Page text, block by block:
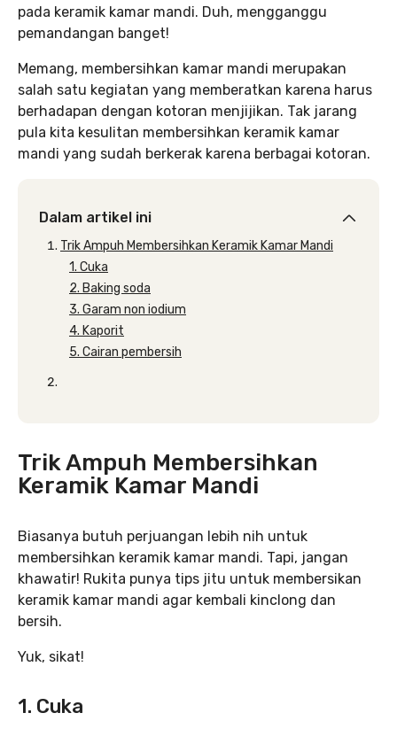
pada keramik kamar mandi. Duh, mengganggu
pemandangan banget!
Memang, membersihkan kamar mandi merupakan
salah satu kegiatan yang memberatkan karena harus
berhadapan dengan kotoran menjijikan. Tak jarang
pula kita kesulitan membersihkan keramik kamar
mandi yang sudah berkerak karena berbagai kotoran.
Dalam artikel ini
Trik Ampuh Membersihkan Keramik Kamar Mandi
1. Cuka
2. Baking soda
3. Garam non iodium
4. Kaporit
5. Cairan pembersih
Trik Ampuh Membersihkan
Keramik Kamar Mandi
Biasanya butuh perjuangan lebih nih untuk
membersihkan keramik kamar mandi. Tapi, jangan
khawatir! Rukita punya tips jitu untuk membersikan
keramik kamar mandi agar kembali kinclong dan
bersih.
Yuk, sikat!
1. Cuka